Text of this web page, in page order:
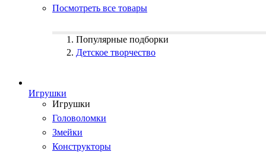
Посмотреть все товары
Популярные подборки
Детское творчество
Игрушки
Игрушки
Головоломки
Змейки
Конструкторы